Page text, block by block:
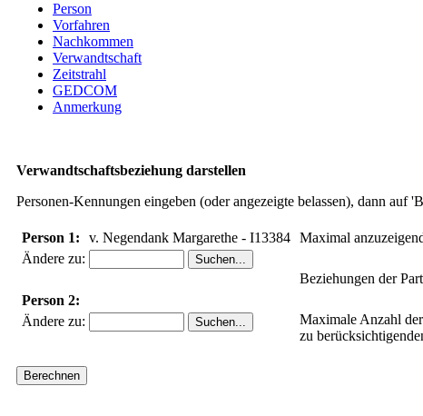
Person
Vorfahren
Nachkommen
Verwandtschaft
Zeitstrahl
GEDCOM
Anmerkung
Verwandtschaftsbeziehung darstellen
Personen-Kennungen eingeben (oder angezeigte belassen), dann
Person 1:
v. Negendank Margarethe - I13384
Ändere zu:
Person 2:
Ändere zu:
Maximal
Beziehungen der
Maximale Anzahl der
zu